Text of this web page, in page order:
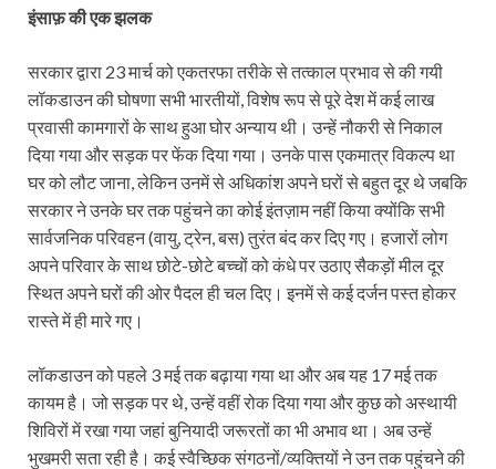
इंसाफ़ की एक झलक
सरकार द्वारा 23 मार्च को एकतरफा तरीके से तत्काल प्रभाव से की गयी
लॉकडाउन की घोषणा सभी भारतीयों, विशेष रूप से पूरे देश में कई लाख
प्रवासी कामगारों के साथ हुआ घोर अन्याय थी। उन्हें नौकरी से निकाल
दिया गया और सड़क पर फेंक दिया गया। उनके पास एकमात्र विकल्प था
घर को लौट जाना, लेकिन उनमें से अधिकांश अपने घरों से बहुत दूर थे जबकि
सरकार ने उनके घर तक पहुंचने का कोई इंतज़ाम नहीं किया क्योंकि सभी
सार्वजनिक परिवहन (वायु, ट्रेन, बस) तुरंत बंद कर दिए गए। हजारों लोग
अपने परिवार के साथ छोटे-छोटे बच्चों को कंधे पर उठाए सैकड़ों मील दूर
स्थित अपने घरों की ओर पैदल ही चल दिए। इनमें से कई दर्जन पस्त होकर
रास्ते में ही मारे गए।
लॉकडाउन को पहले 3 मई तक बढ़ाया गया था और अब यह 17 मई तक
कायम है। जो सड़क पर थे, उन्हें वहीं रोक दिया गया और कुछ को अस्थायी
शिविरों में रखा गया जहां बुनियादी जरूरतों का भी अभाव था। अब उन्हें
भुखमरी सता रही है। कई स्वैच्छिक संगठनों/व्यक्तियों ने उन तक पहुंचने की